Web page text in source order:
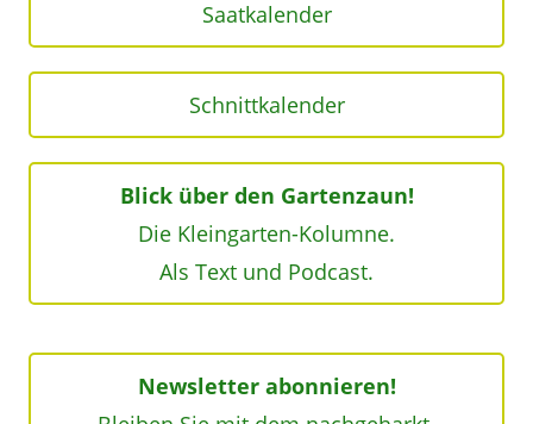
Saatkalender
Schnittkalender
Blick über den Gartenzaun!
Die Kleingarten-Kolumne.
Als Text und Podcast.
Newsletter abonnieren!